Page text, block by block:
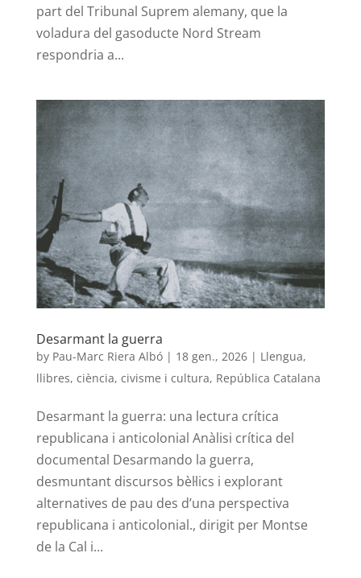
part del Tribunal Suprem alemany, que la
voladura del gasoducte Nord Stream
respondria a...
Desarmant la guerra
by Pau-Marc Riera Albó| 18 gen., 2026| Llengua,
llibres, ciència, civisme i cultura, República Catalana
Desarmant la guerra: una lectura crítica
republicana i anticolonial Anàlisi crítica del
documental Desarmando la guerra,
desmuntant discursos bèl·lics i explorant
alternatives de pau des d’una perspectiva
republicana i anticolonial., dirigit per Montse
de la Cal i...